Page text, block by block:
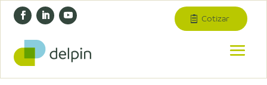
Cotizar